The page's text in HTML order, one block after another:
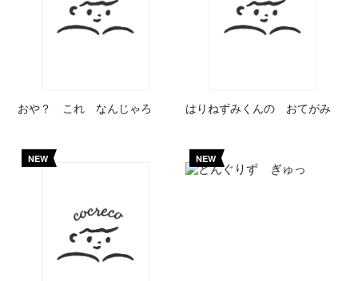
おや？ これ なんじゃろ はりねずみくんの おてがみ
NEW NEW